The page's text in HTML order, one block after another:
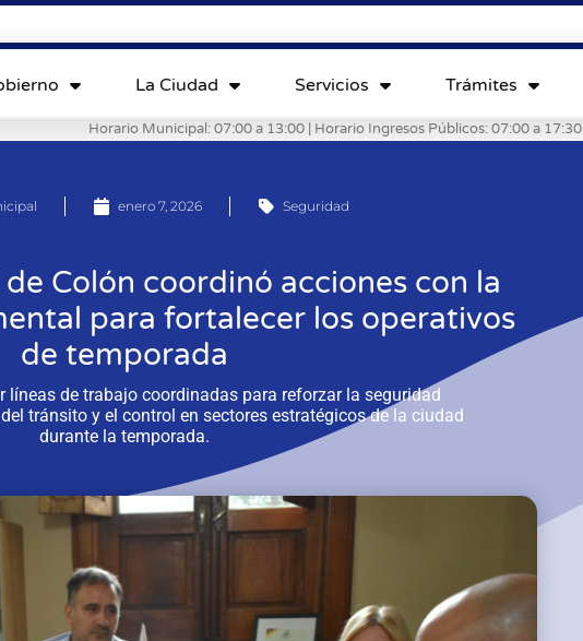
La Ciudad Servicios Trámites
Horario Municipal: 07:00 a 13:00 | Horario Ingresos Públicos: 07:00 a 17:30
enero 7, 2026 Seguridad
Colón coordinó acciones con la
para fortalecer los operativos
de temporada
líneas de trabajo coordinadas para reforzar la seguridad
tránsito y el control en sectores estratégicos de la ciudad
durante la temporada.